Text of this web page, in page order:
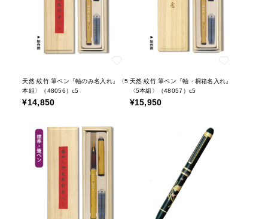
天然 紋竹 筆ペン『軸のみ名入れ』〈5
本組〉（48056）c5
¥14,850
天然 紋竹 筆ペン『軸・桐箱名入れ』
〈5本組〉（48057）c5
¥15,950